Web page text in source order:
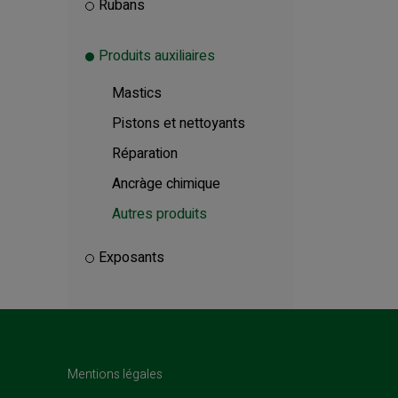
Rubans
Produits auxiliaires
Mastics
Pistons et nettoyants
Réparation
Ancràge chimique
Autres produits
Exposants
Mentions légales